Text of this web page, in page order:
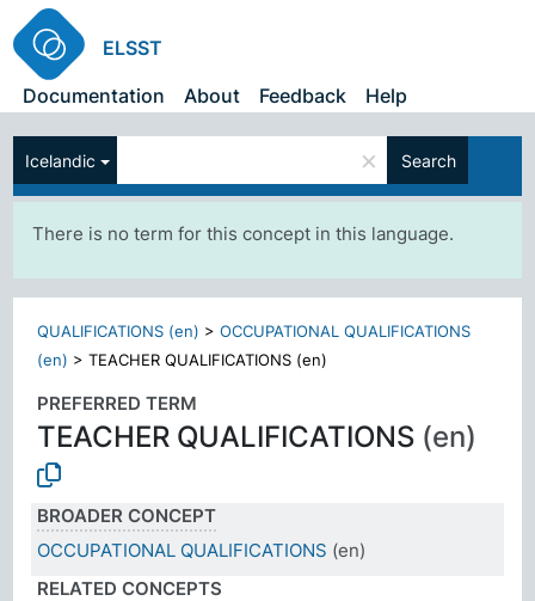
ELSST
Documentation
About Feedback Help
Icelandic × Search
There is no term for this concept in this language.
QUALIFICATIONS (en) >OCCUPATIONAL QUALIFICATIONS
(en) >TEACHER QUALIFICATIONS (en)
PREFERRED TERM
TEACHER QUALIFICATIONS (en)
BROADER CONCEPT
OCCUPATIONAL QUALIFICATIONS (en)
RELATED CONCEPTS